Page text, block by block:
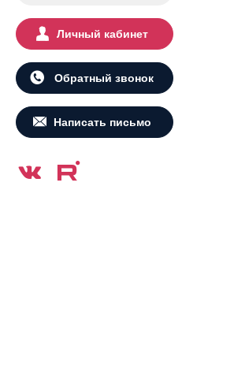
Личный кабинет
Обратный звонок
Написать письмо